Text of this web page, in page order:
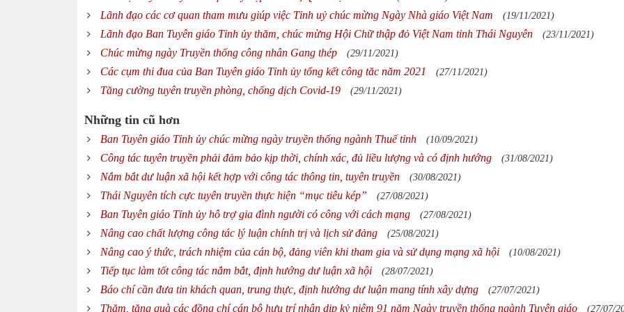
Lãnh đạo các cơ quan tham mưu giúp việc Tỉnh uỷ chúc mừng Ngày Nhà giáo Việt Nam (19/11/2021)
Lãnh đạo Ban Tuyên giáo Tỉnh ủy thăm, chúc mừng Hội Chữ thập đỏ Việt Nam tỉnh Thái Nguyên (23/11/2021)
Chúc mừng ngày Truyền thống công nhân Gang thép (29/11/2021)
Các cụm thi đua của Ban Tuyên giáo Tỉnh ủy tổng kết công tăc năm 2021 (27/11/2021)
Tăng cường tuyên truyền phòng, chống dịch Covid-19 (29/11/2021)
Những tin cũ hơn
Ban Tuyên giáo Tỉnh ủy chúc mừng ngày truyền thống ngành Thuế tỉnh (10/09/2021)
Công tác tuyên truyền phải đảm bảo kịp thời, chính xác, đủ liều lượng và có định hướng (31/08/2021)
Nắm bắt dư luận xã hội kết hợp với công tác thông tin, tuyên truyền (30/08/2021)
Thái Nguyên tích cực tuyên truyền thực hiện “mục tiêu kép” (27/08/2021)
Ban Tuyên giáo Tỉnh ủy hỗ trợ gia đình người có công với cách mạng (27/08/2021)
Nâng cao chất lượng công tác lý luận chính trị và lịch sử đảng (25/08/2021)
Nâng cao ý thức, trách nhiệm của cán bộ, đảng viên khi tham gia và sử dụng mạng xã hội (10/08/2021)
Tiếp tục làm tốt công tác nắm bắt, định hướng dư luận xã hội (28/07/2021)
Báo chí cần đưa tin khách quan, trung thực, định hướng dư luận mang tính xây dựng (27/07/2021)
Thăm, tặng quà các đồng chí cán bộ hưu trí nhân dịp kỷ niệm 91 năm Ngày truyền thống ngành Tuyên giáo (27/07/